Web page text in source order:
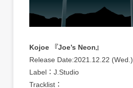
Kojoe 『Joe’s Neon』
Release Date:2021.12.22 (Wed.)
Label：J.Studio
Tracklist：